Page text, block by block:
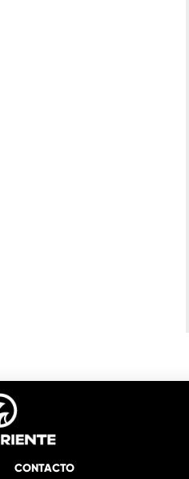
CONTACTO